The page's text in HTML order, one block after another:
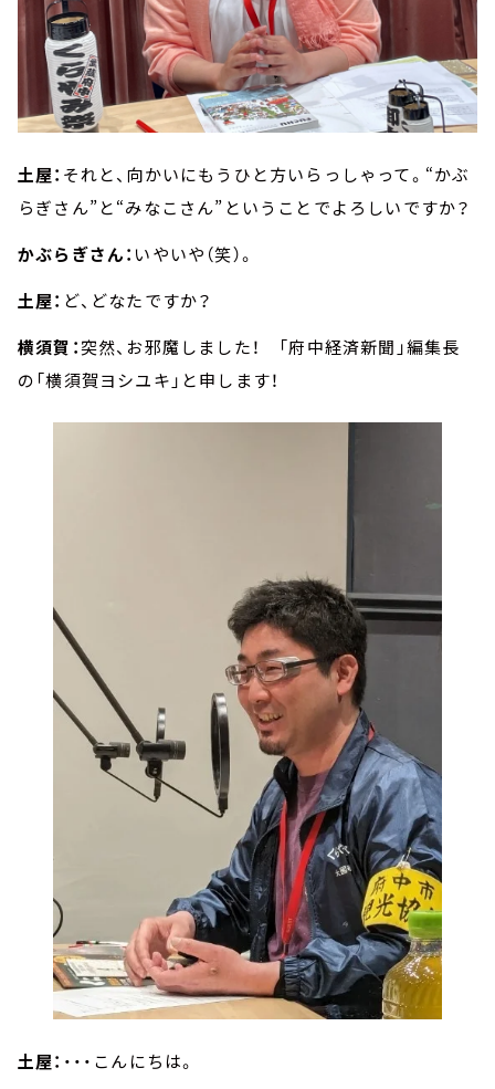
土屋： それと、向かいにもうひと方いらっしゃって。“かぶ
らぎさん”と“みなこさん”ということでよろしいですか？
かぶらぎさん： いやいや（笑）。
土屋： ど、どなたですか？
横須賀：突然、お邪魔しました！ 「府中経済新聞」編集長
の「横須賀ヨシユキ」と申します！
土屋： ・・・こんにちは。